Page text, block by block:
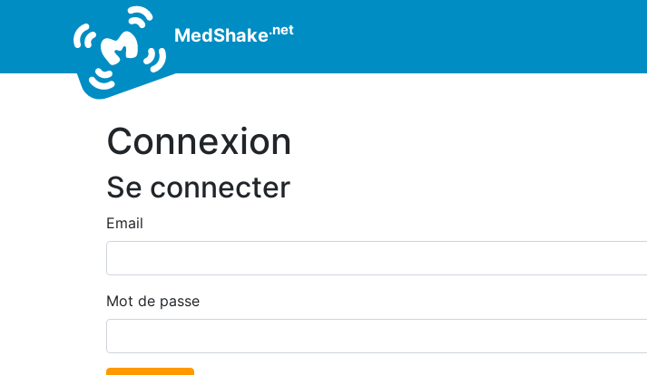
MedShake.net
Connexion
Se connecter
Email
Mot de passe